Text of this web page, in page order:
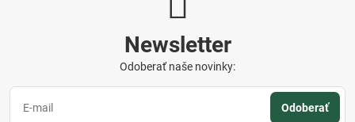
Newsletter
Odoberať naše novinky:
Odoberať